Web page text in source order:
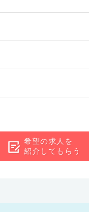
希望の求人を
紹介してもらう